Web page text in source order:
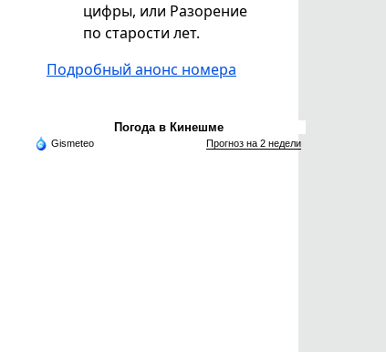
цифры, или Разорение
по старости лет.
Подробный анонс номера
Погода в Кинешме
Gismeteo Прогноз на 2 недели